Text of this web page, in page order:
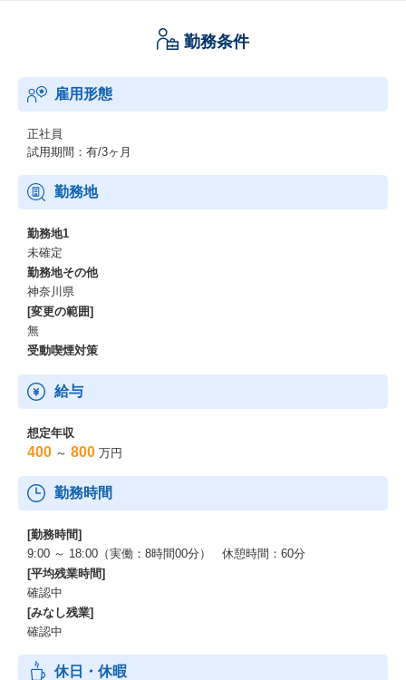
勤務条件
雇用形態
正社員
試用期間：有/3ヶ月
勤務地
勤務地1
未確定
勤務地その他
神奈川県
[変更の範囲]
無
受動喫煙対策
給与
想定年収
400 ～ 800 万円
勤務時間
[勤務時間]
9:00 ～ 18:00（実働：8時間00分） 休憩時間：60分
[平均残業時間]
確認中
[みなし残業]
確認中
休日・休暇